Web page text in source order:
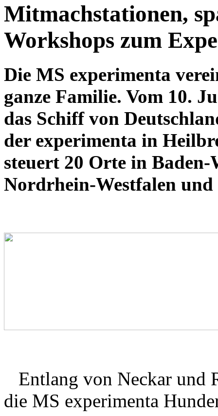
Mitmachstationen,
Workshops zum
Die MS experimenta
ganze Familie. Vom 10.
das Schiff von
der experimenta in
steuert 20 Orte in
Nordrhein-Westfalen und
Entlang von Neckar und
die MS experimenta